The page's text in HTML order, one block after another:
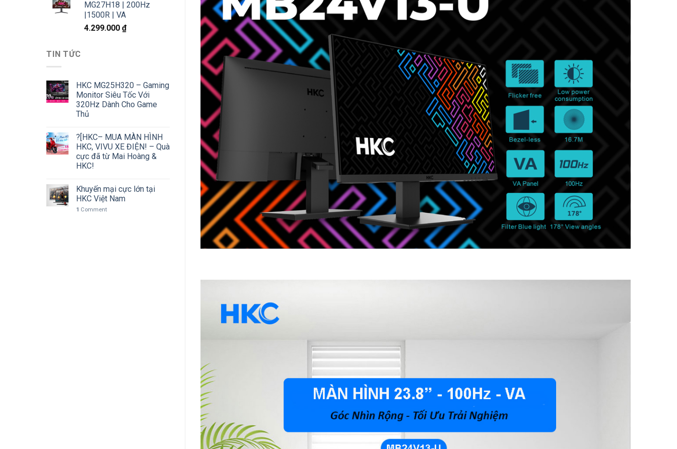
MG27H18 | 200Hz
|1500R | VA
4.299.000 ₫
TIN TỨC
HKC MG25H320 – Gaming
Monitor Siêu Tốc Với
320Hz Dành Cho Game
Thủ
?[HKC– MUA MÀN HÌNH
HKC, VIVU XE ĐIỆN! – Quà
cực đã từ Mai Hoàng &
HKC!
Khuyến mại cực lớn tại
HKC Việt Nam
1 Comment